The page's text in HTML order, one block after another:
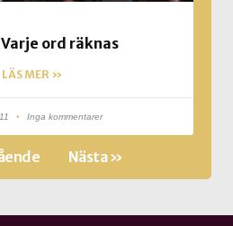
ord räknas
LÄS MER »
Inga kommentarer
Nästa »